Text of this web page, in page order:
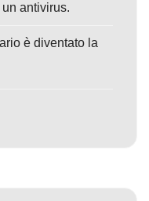
antivirus.
è diventato la